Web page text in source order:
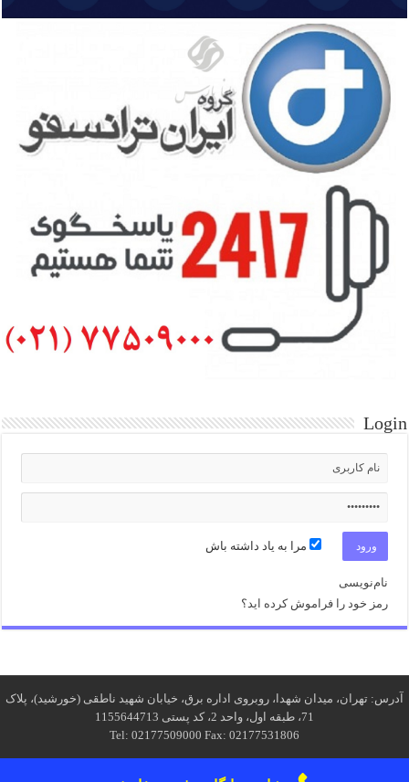
Login
مرا به یاد داشته باش
نام‌نویسی
رمز خود را فراموش کرده اید؟
آدرس: تهران، میدان شهدا، روبروی اداره برق، خیابان شهید ناطقی (خورشید)، پلاک
71، طبقه اول، واحد 2، کد پستی 1155644713
Tel: 02177509000 Fax: 02177531806